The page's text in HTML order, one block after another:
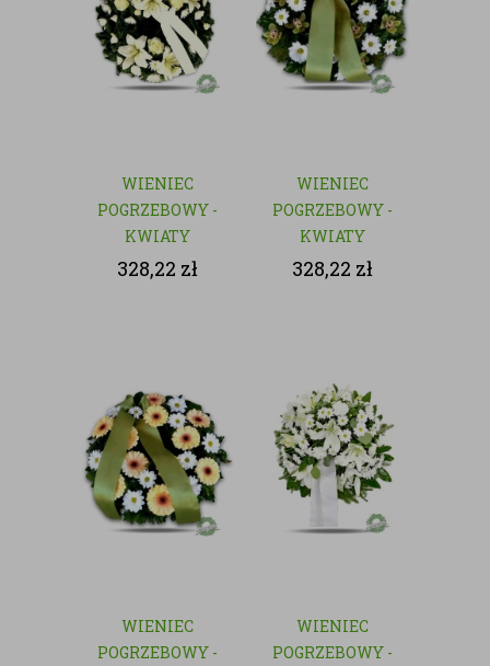
WIENIEC
POGRZEBOWY -
KWIATY
SZTUCZNE
328,22 zł
WIENIEC
POGRZEBOWY -
KWIATY
SZTUCZNE
328,22 zł
WIENIEC
POGRZEBOWY -
WIENIEC
POGRZEBOWY -